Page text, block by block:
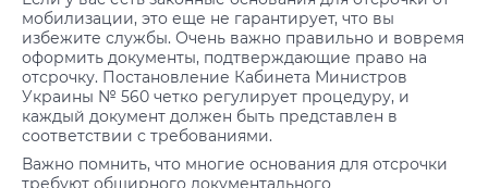
мобилизации, это еще не гарантирует, что вы
избежите службы. Очень важно правильно и вовремя
оформить документы, подтверждающие право на
отсрочку. Постановление Кабинета Министров
Украины № 560 четко регулирует процедуру, и
каждый документ должен быть представлен в
соответствии с требованиями.
Важно помнить, что многие основания для отсрочки
требуют обширного документального